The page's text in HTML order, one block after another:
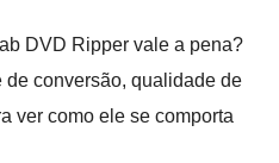
DVD Ripper vale a pena?
conversão, qualidade de
ver como ele se comporta